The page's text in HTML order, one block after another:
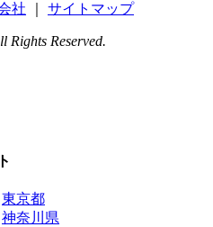
社 サイトマップ
Rights Reserved.
東京都
神奈川県